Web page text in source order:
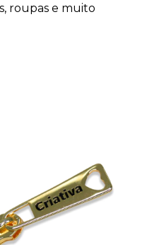
roupas e muito